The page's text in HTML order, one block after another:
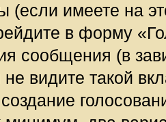
(если имеете на
в форму
сообщения (в
видите такой